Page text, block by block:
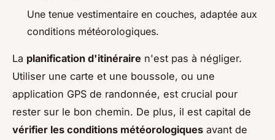
Une tenue vestimentaire en couches, adaptée aux
conditions météorologiques.
La planification d'itinéraire n'est pas à négliger.
Utiliser une carte et une boussole, ou une
application GPS de randonnée, est crucial pour
rester sur le bon chemin. De plus, il est capital de
vérifier les conditions météorologiques avant de